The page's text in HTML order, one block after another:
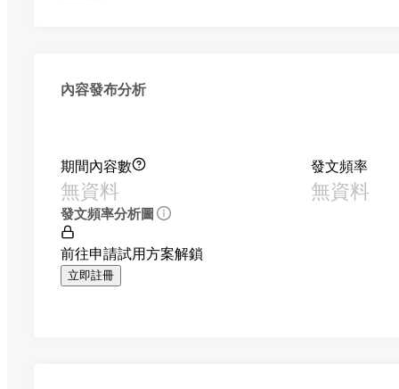
內容發布分析
期間內容數
無資料
發文頻率
無資料
發文頻率分析圖
前往申請試用方案解鎖
立即註冊